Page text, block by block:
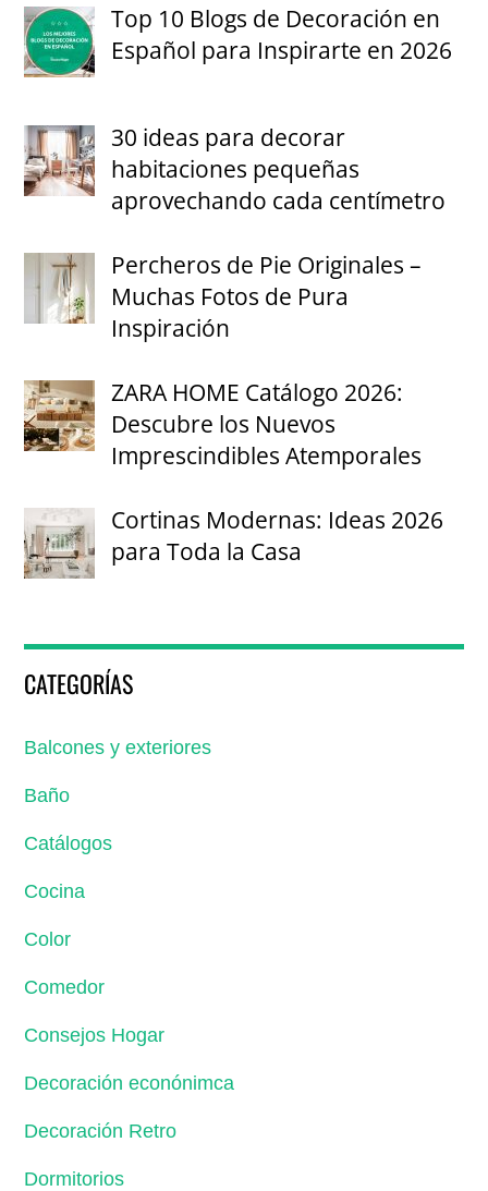
Top 10 Blogs de Decoración en
Español para Inspirarte en 2026
30 ideas para decorar
habitaciones pequeñas
aprovechando cada centímetro
Percheros de Pie Originales –
Muchas Fotos de Pura
Inspiración
ZARA HOME Catálogo 2026:
Descubre los Nuevos
Imprescindibles Atemporales
Cortinas Modernas: Ideas 2026
para Toda la Casa
CATEGORÍAS
Balcones y exteriores
Baño
Catálogos
Cocina
Color
Comedor
Consejos Hogar
Decoración econónimca
Decoración Retro
Dormitorios